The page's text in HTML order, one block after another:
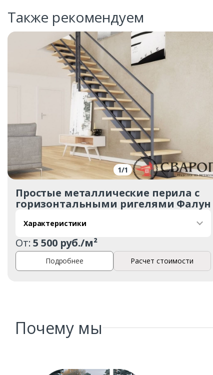
Также рекомендуем
1/1
Простые металлические перила с
горизонтальными ригелями Фалун
Характеристики
От:5 500 руб./м²
Подробнее Расчет стоимости
Почему мы